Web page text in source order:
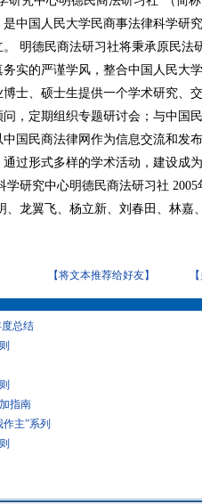
中国人民大学民商事法律科学研
明德民商法研习社将秉承原民
实的严谨学风，整合中国人民大
士、硕士生提供一个学术研究、
，定期组织专题研讨会；与中国
国民商法律网作为信息交流和发
过形式多样的学术活动，建设成
研究中心明德民商法研习社
、龙翼飞、杨立新、刘春田、林
【将文本推荐给好友】
总结
指南
主”系列